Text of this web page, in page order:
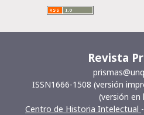
Revista
ISSN1666-1508 (versión
(versión en
Centro de Historia Intelectual -